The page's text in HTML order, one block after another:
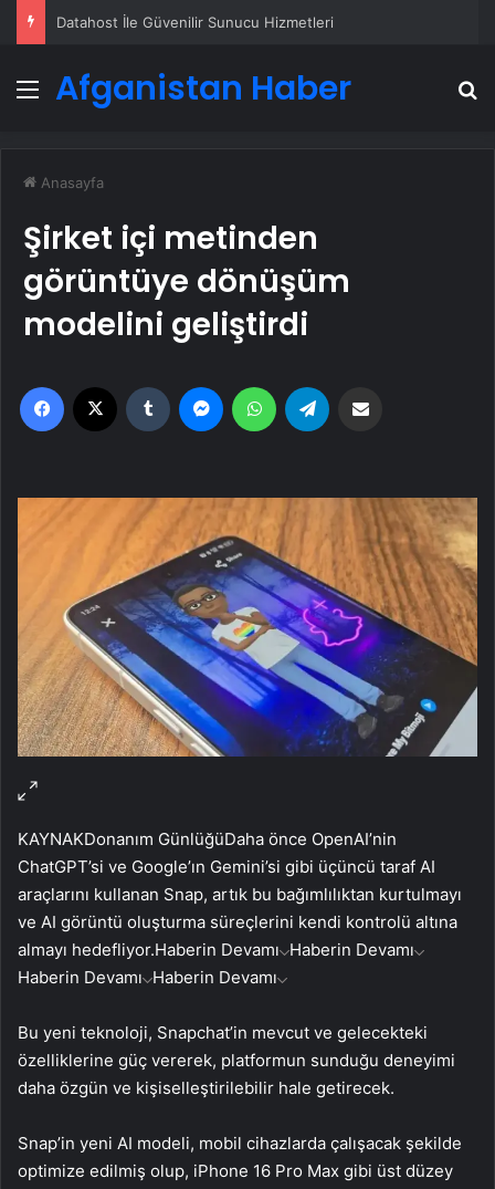
Datahost İle Güvenilir Sunucu Hizmetleri
Menü
Afganistan Haber
Anasayfa
Şirket içi metinden
görüntüye dönüşüm
modelini geliştirdi
Facebook Tumblr MessengerWhatsApp
KAYNAKDonanım GünlüğüDaha önce OpenAI’nin
ChatGPT’si ve Google’ın Gemini’si gibi üçüncü taraf AI
araçlarını kullanan Snap, artık bu bağımlılıktan kurtulmayı
ve AI görüntü oluşturma süreçlerini kendi kontrolü altına
almayı hedefliyor.Haberin Devamı Haberin Devamı
Haberin Devamı Haberin Devamı
Bu yeni teknoloji, Snapchat’in mevcut ve gelecekteki
özelliklerine güç vererek, platformun sunduğu deneyimi
daha özgün ve kişiselleştirilebilir hale getirecek.
Snap’in yeni AI modeli, mobil cihazlarda çalışacak şekilde
optimize edilmiş olup, iPhone 16 Pro Max gibi üst düzey